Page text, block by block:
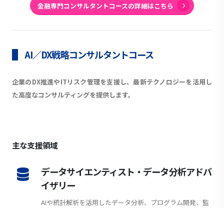
金融専門コンサルタントコースの詳細はこちら
AI／DX戦略コンサルタントコース
企業のDX推進やITリスク管理を支援し、最新テクノロジーを活用し
た高度なコンサルティングを提供します。
主な支援領域
データサイエンティスト・データ分析アドバ
イザリー
AIや統計解析を活用したデータ分析、プログラム開発、監